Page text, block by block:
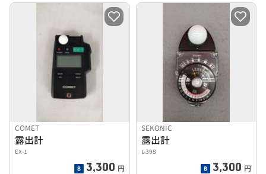
COMET
露出計
EX-1
3,300 円
SEKONIC
露出計
L-398
3,300 円